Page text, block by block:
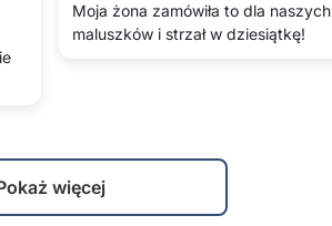
Moja żona zamówiła to dla naszych
maluszków i strzał w dziesiątkę!
więcej